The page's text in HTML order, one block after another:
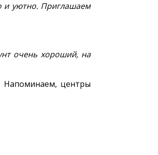
и уютно. Приглашаем
очень хороший, на
Напоминаем, центры